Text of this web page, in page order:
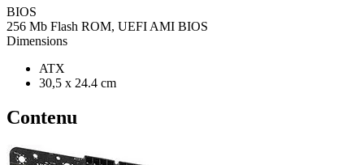
BIOS
256 Mb Flash ROM, UEFI AMI BIOS
Dimensions
ATX
30,5 x 24.4 cm
Contenu